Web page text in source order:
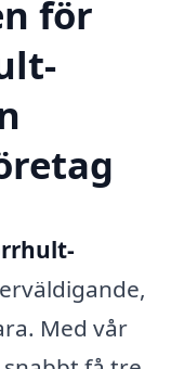
för
Med vår